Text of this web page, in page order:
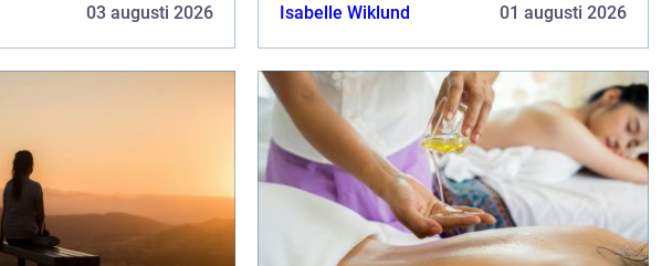
03 augusti 2026 Isabelle Wiklund 01 augusti 2026